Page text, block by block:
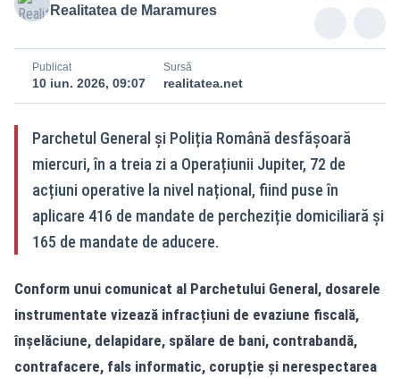
Realitatea de Maramures
Publicat
10 iun. 2026, 09:07
Sursă
realitatea.net
Parchetul General și Poliția Română desfășoară
miercuri, în a treia zi a Operațiunii Jupiter, 72 de
acțiuni operative la nivel național, fiind puse în
aplicare 416 de mandate de percheziție domiciliară și
165 de mandate de aducere.
Conform unui comunicat al Parchetului General, dosarele
instrumentate vizează infracțiuni de evaziune fiscală,
înșelăciune, delapidare, spălare de bani, contrabandă,
contrafacere, fals informatic, corupție și nerespectarea